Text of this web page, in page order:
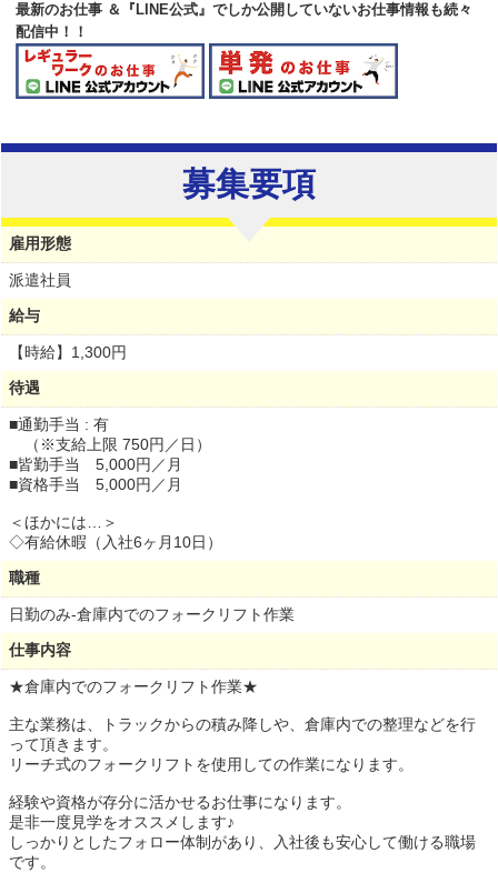
最新のお仕事 ＆『LINE公式』でしか公開していないお仕事情報も続々
配信中！！
募集要項
雇用形態
派遣社員
給与
【時給】 1,300円
待遇
■通勤手当 : 有
（※支給上限 750円／日）
■皆勤手当 5,000円／月
■資格手当 5,000円／月
＜ほかには…＞
◇有給休暇（入社6ヶ月10日）
職種
日勤のみ-倉庫内でのフォークリフト作業
仕事内容
★倉庫内でのフォークリフト作業★
主な業務は、トラックからの積み降しや、倉庫内での整理などを行
って頂きます。
リーチ式のフォークリフトを使用しての作業になります。
経験や資格が存分に活かせるお仕事になります。
是非一度見学をオススメします♪
しっかりとしたフォロー体制があり、入社後も安心して働ける職場
です。